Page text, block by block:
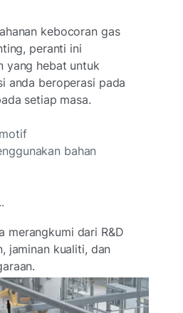
kebocoran gas
peranti ini
yang hebat untuk
anda beroperasi pada
setiap masa.
bahan
merangkumi dari R&D
jaminan kualiti, dan